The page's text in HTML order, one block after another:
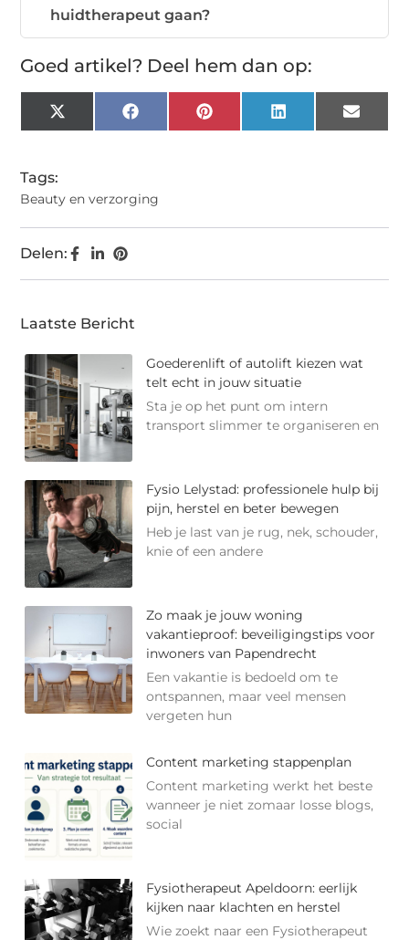
huidtherapeut gaan?
Goed artikel? Deel hem dan op:
X
(Twitter)
FacebookPinterest LinkedIn Email
Tags:
Beauty en verzorging
Delen:
Laatste Bericht
Goederenlift of autolift kiezen wat
telt echt in jouw situatie
Sta je op het punt om intern
transport slimmer te organiseren en
Fysio Lelystad: professionele hulp bij
pijn, herstel en beter bewegen
Heb je last van je rug, nek, schouder,
knie of een andere
Zo maak je jouw woning
vakantieproof: beveiligingstips voor
inwoners van Papendrecht
Een vakantie is bedoeld om te
ontspannen, maar veel mensen
vergeten hun
Content marketing stappenplan
Content marketing werkt het beste
wanneer je niet zomaar losse blogs,
social
Fysiotherapeut Apeldoorn: eerlijk
kijken naar klachten en herstel
Wie zoekt naar een Fysiotherapeut